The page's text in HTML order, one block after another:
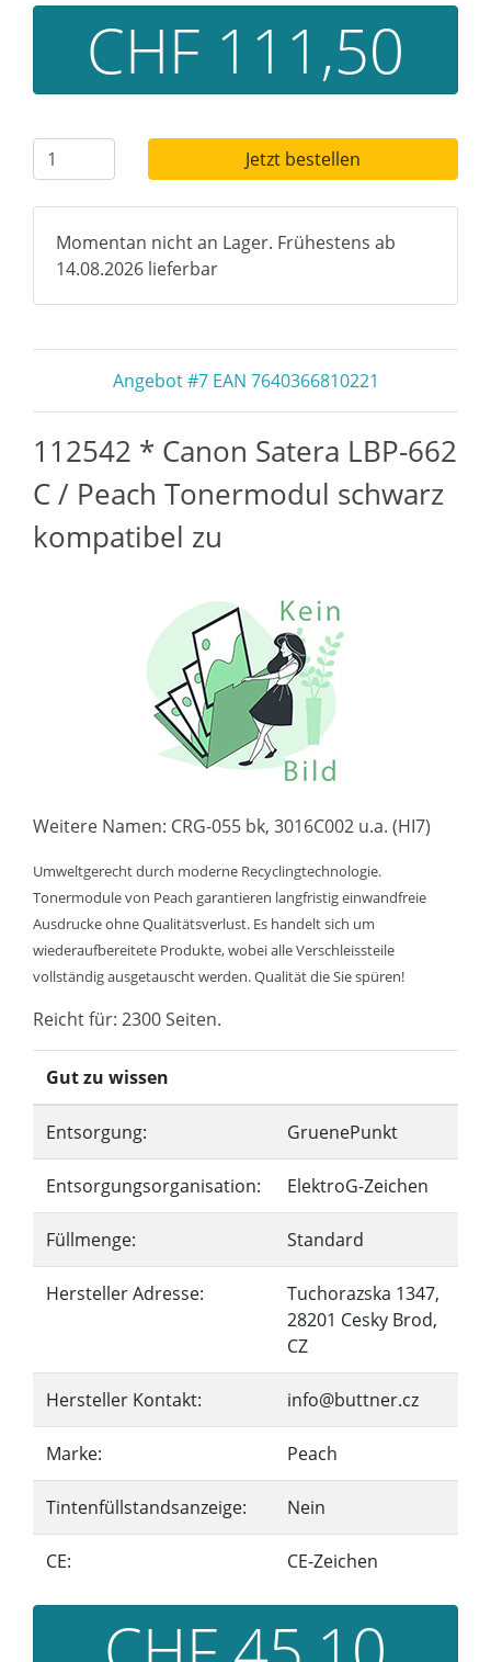
CHF 111,50
Jetzt bestellen
Momentan nicht an Lager. Frühestens ab
14.08.2026 lieferbar
Angebot #7 EAN 7640366810221
112542 * Canon Satera LBP-662
C / Peach Tonermodul schwarz
kompatibel zu
Weitere Namen: CRG-055 bk, 3016C002 u.a. (HI7)
Umweltgerecht durch moderne Recyclingtechnologie.
Tonermodule von Peach garantieren langfristig einwandfreie
Ausdrucke ohne Qualitätsverlust. Es handelt sich um
wiederaufbereitete Produkte, wobei alle Verschleissteile
vollständig ausgetauscht werden. Qualität die Sie spüren!
Reicht für: 2300 Seiten.
Gut zu wissen
Entsorgung: GruenePunkt
Entsorgungsorganisation: ElektroG-Zeichen
Füllmenge: Standard
Hersteller Adresse:
Tuchorazska 1347,
28201 Cesky Brod,
CZ
Hersteller Kontakt: info@buttner.cz
Marke: Peach
Tintenfüllstandsanzeige: Nein
CE: CE-Zeichen